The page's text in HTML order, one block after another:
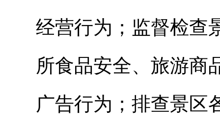
经营行为；监督检查
所食品安全、旅游商
广告行为；排查景区